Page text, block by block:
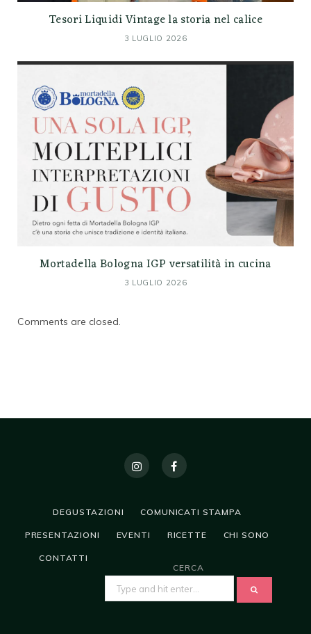
Tesori Liquidi Vintage la storia nel calice
3 LUGLIO 2026
Mortadella Bologna IGP versatilità in cucina
3 LUGLIO 2026
Comments are closed.
DEGUSTAZIONI COMUNICATI STAMPA
PRESENTAZIONI EVENTI RICETTE CHI SONO
CONTATTI
CERCA
FOR: